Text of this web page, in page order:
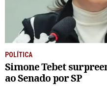
POLÍTICA
Simone Tebet
ao Senado por SP